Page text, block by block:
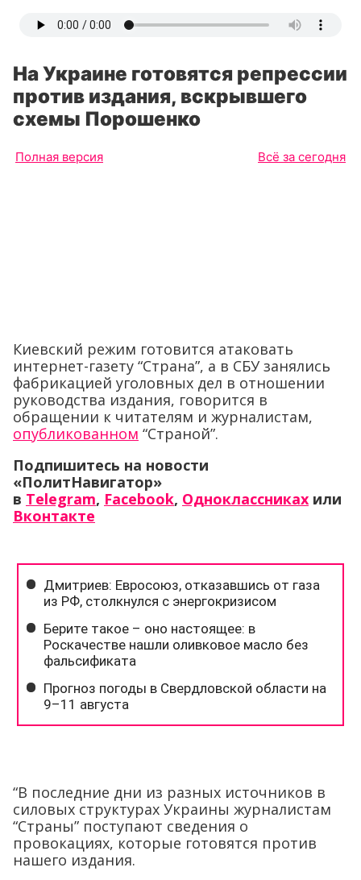
На Украине готовятся репрессии
против издания, вскрывшего
схемы Порошенко
Полная версия Всё за сегодня
Киевский режим готовится атаковать
интернет-газету “Страна”, а в СБУ занялись
фабрикацией уголовных дел в отношении
руководства издания, говорится в
обращении к читателям и журналистам,
опубликованном “Страной”.
Подпишитесь на новости
«ПолитНавигатор»
в Telegram, Facebook, Одноклассниках или
Вконтакте
“В последние дни из разных источников в
силовых структурах Украины журналистам
“Страны” поступают сведения о
провокациях, которые готовятся против
нашего издания.